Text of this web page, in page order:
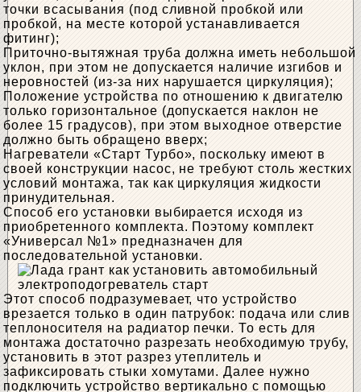
точки всасывания (под сливной пробкой или
пробкой, на месте которой устанавливается
фитинг);
Приточно-вытяжная труба должна иметь небольшой
уклон, при этом не допускается наличие изгибов и
неровностей (из-за них нарушается циркуляция);
Положение устройства по отношению к двигателю
только горизонтальное (допускается наклон не
более 15 градусов), при этом выходное отверстие
должно быть обращено вверх;
Нагреватели «Старт Турбо», поскольку имеют в
своей конструкции насос, не требуют столь жестких
условий монтажа, так как циркуляция жидкости
принудительная.
Способ его установки выбирается исходя из
приобретенного комплекта. Поэтому комплект
«Универсал №1» предназначен для
последовательной установки.
Этот способ подразумевает, что устройство
врезается только в один патрубок: подача или слив
теплоносителя на радиатор печки. То есть для
монтажа достаточно разрезать необходимую трубу,
установить в этот разрез утеплитель и
зафиксировать стыки хомутами. Далее нужно
подключить устройство вертикально с помощью